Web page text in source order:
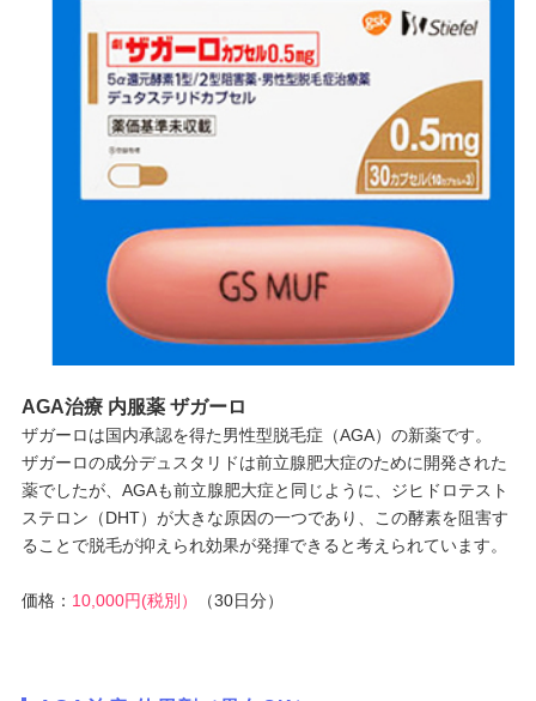
AGA治療 内服薬 ザガーロ
ザガーロは国内承認を得た男性型脱毛症（AGA）の新薬です。
ザガーロの成分デュスタリドは前立腺肥大症のために開発された
薬でしたが、AGAも前立腺肥大症と同じように、ジヒドロテスト
ステロン（DHT）が大きな原因の一つであり、この酵素を阻害す
ることで脱毛が抑えられ効果が発揮できると考えられています。
価格： 10,000円(税別） （30日分）